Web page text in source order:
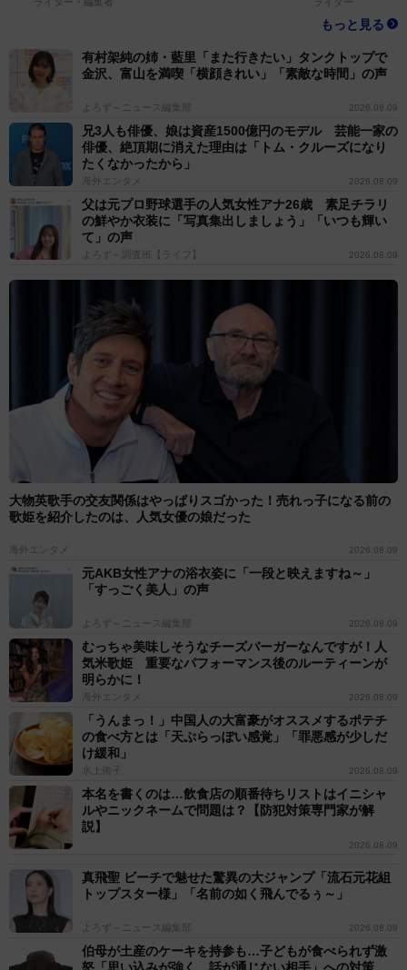
もっと見る
有村架純の姉・藍里「また行きたい」タンクトップで
金沢、富山を満喫「横顔きれい」「素敵な時間」の声
よろず～ニュース編集部 2026.08.09
兄3人も俳優、娘は資産1500億円のモデル 芸能一家の
俳優、絶頂期に消えた理由は「トム・クルーズになり
たくなかったから」
海外エンタメ 2026.08.09
父は元プロ野球選手の人気女性アナ26歳 素足チラリ
の鮮やか衣装に「写真集出しましょう」「いつも輝い
て」の声
よろず～調査班【ライフ】 2026.08.09
大物英歌手の交友関係はやっぱりスゴかった！売れっ子になる前の
歌姫を紹介したのは、人気女優の娘だった
海外エンタメ 2026.08.09
元AKB女性アナの浴衣姿に「一段と映えますね～」
「すっごく美人」の声
よろず～ニュース編集部 2026.08.09
むっちゃ美味しそうなチーズバーガーなんですが！人
気米歌姫 重要なパフォーマンス後のルーティーンが
明らかに！
海外エンタメ 2026.08.09
「うんまっ！」中国人の大富豪がオススメするポテチ
の食べ方とは「天ぷらっぽい感覚」「罪悪感が少しだ
け緩和」
水上侑子 2026.08.09
本名を書くのは…飲食店の順番待ちリストはイニシャ
ルやニックネームで問題は？【防犯対策専門家が解
説】
2026.08.09
真飛聖 ビーチで魅せた驚異の大ジャンプ「流石元花組
トップスター様」「名前の如く飛んでるぅ～」
よろず～ニュース編集部 2026.08.09
伯母が土産のケーキを持参も…子どもが食べられず激